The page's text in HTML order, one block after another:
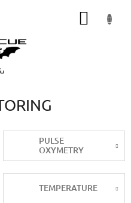
PULSE
OXYMETRY
TEMPERATURE